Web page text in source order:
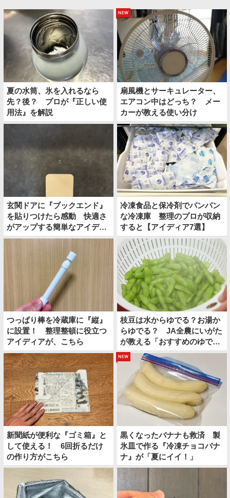
夏の水筒、氷を入れるなら
先？後？ プロが『正しい使
用法』を解説
new
扇風機とサーキュレーター、
エアコン中はどっち？ メー
カーが教える使い分け
玄関ドアに『ブックエンド』
を貼りつけたら感動 快適さ
がアップする簡単なアイディ
アとは
冷凍食品と保冷剤でパンパン
な冷凍庫 整理のプロが収納
すると【アイディア7選】
つっぱり棒を冷蔵庫に『縦』
に設置！ 整理整頓に役立つ
アイディアが、こちら
枝豆は水からゆでる？お湯か
らゆでる？ JA全農にいがた
が教える「おすすめのゆで
方」がこちら
新聞紙が便利な『ゴミ箱』と
して使える！ 6回折るだけ
の作り方がこちら
new
黒くなったバナナも救済 製
氷皿で作る『冷凍チョコバナ
ナ』が「夏にイイ！」